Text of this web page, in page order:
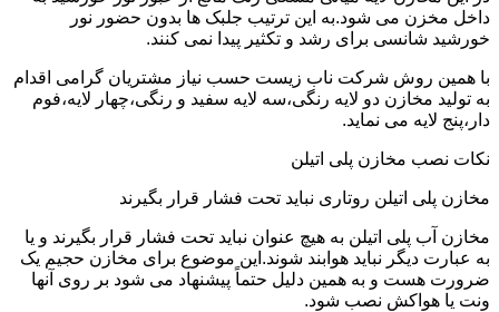
داخل مخزن می شود.به این ترتیب جلبک ها بدون حضور نور
خورشید شانسی برای رشد و تکثیر پیدا نمی کنند.
با همین روش شرکت ناب زیست حسب نیاز مشتریان گرامی اقدام
به تولید مخازن دو لایه رنگی،سه لایه سفید و رنگی،چهار لایه،فوم
دار،پنج لایه می نماید.
نکات نصب مخازن پلی اتیلن
مخازن پلی اتیلن روتاری نباید تحت فشار قرار بگیرند
مخازن آب پلی اتیلن به هیچ عنوان نباید تحت فشار قرار بگیرند و یا
به عبارت دیگر نباید هوابند شوند.این موضوع برای مخازن حجیم یک
ضرورت هست و به همین دلیل حتماً پیشنهاد می شود بر روی آنها
ونت یا هواکش نصب شود.